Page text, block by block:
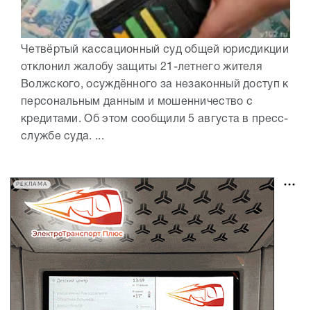
Четвёртый кассационный суд общей юрисдикции
отклонил жалобу защиты 21-летнего жителя
Волжского, осуждённого за незаконный доступ к
персональным данным и мошенничество с
кредитами. Об этом сообщили 5 августа в пресс-
службе суда. ...
РЕКЛАМА